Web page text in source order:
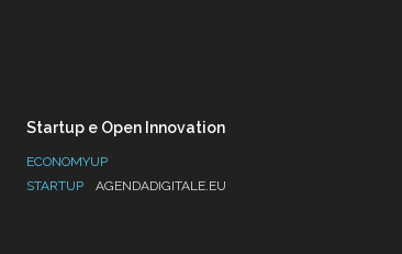
Startup e Open Innovation
ECONOMYUP
STARTUP
AGENDADIGITALE.EU